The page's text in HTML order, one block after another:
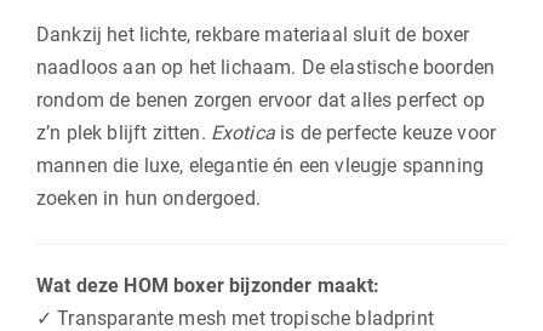
Dankzij het lichte, rekbare materiaal sluit de boxer
naadloos aan op het lichaam. De elastische boorden
rondom de benen zorgen ervoor dat alles perfect op
z’n plek blijft zitten. Exoticais de perfecte keuze voor
mannen die luxe, elegantie én een vleugje spanning
zoeken in hun ondergoed.
Wat deze HOM boxer bijzonder maakt:
✓ Transparante mesh met tropische bladprint